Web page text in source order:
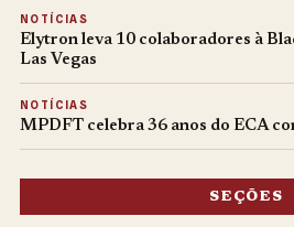
NOTÍCIAS
Elytron leva 10 colaboradores à
Las Vegas
NOTÍCIAS
MPDFT celebra 36 anos do ECA
SEÇÕES